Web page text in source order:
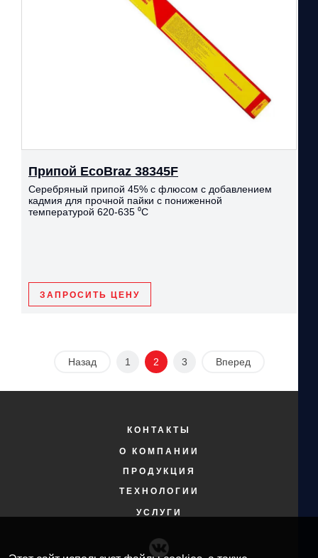
Припой EcoBraz 38345F
Серебряный припой 45% с флюсом с добавлением
кадмия для прочной пайки с пониженной
температурой 620-635 ⁰С
ЗАПРОСИТЬ ЦЕНУ
Назад 1 2 3 Вперед
КОНТАКТЫ
О КОМПАНИИ
ПРОДУКЦИЯ
ТЕХНОЛОГИИ
УСЛУГИ